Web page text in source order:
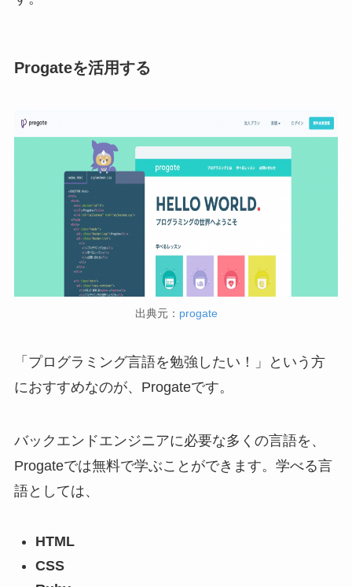
Progateを活用する
出典元： progate
「プログラミング言語を勉強したい！」という方
におすすめなのが、Progateです。
バックエンドエンジニアに必要な多くの言語を、
Progateでは無料で学ぶことができます。学べる言
語としては、
HTML
CSS